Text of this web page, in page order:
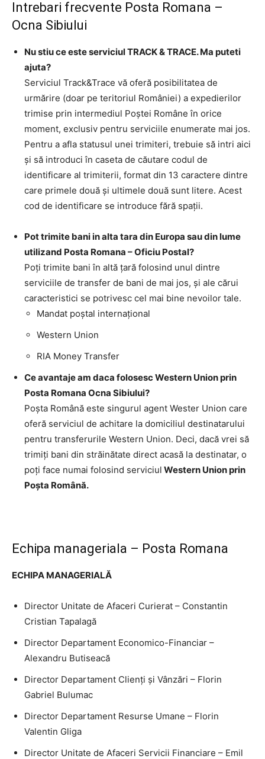
Intrebari frecvente Posta Romana –
Ocna Sibiului
Nu stiu ce este serviciul TRACK & TRACE. Ma puteti
ajuta?
Serviciul Track&Trace vă oferă posibilitatea de
urmărire (doar pe teritoriul României) a expedierilor
trimise prin intermediul Poştei Române în orice
moment, exclusiv pentru serviciile enumerate mai jos.
Pentru a afla statusul unei trimiteri, trebuie să intri aici
şi să introduci în caseta de căutare codul de
identificare al trimiterii, format din 13 caractere dintre
care primele două şi ultimele două sunt litere. Acest
cod de identificare se introduce fără spaţii.
Pot trimite bani in alta tara din Europa sau din lume
utilizand Posta Romana – Oficiu Postal?
Poţi trimite bani în altă ţară folosind unul dintre
serviciile de transfer de bani de mai jos, şi ale cărui
caracteristici se potrivesc cel mai bine nevoilor tale.
Mandat poştal internaţional
Western Union
RIA Money Transfer
Ce avantaje am daca folosesc Western Union prin
Posta Romana Ocna Sibiului?
Poşta Română este singurul agent Wester Union care
oferă serviciul de achitare la domiciliul destinatarului
pentru transferurile Western Union. Deci, dacă vrei să
trimiţi bani din străinătate direct acasă la destinatar, o
poţi face numai folosind serviciul Western Union prin
Poşta Română.
Echipa manageriala – Posta Romana
ECHIPA MANAGERIALĂ
Director Unitate de Afaceri Curierat – Constantin
Cristian Tapalagă
Director Departament Economico-Financiar –
Alexandru Butiseacă
Director Departament Clienți și Vânzări – Florin
Gabriel Bulumac
Director Departament Resurse Umane – Florin
Valentin Gliga
Director Unitate de Afaceri Servicii Financiare – Emil